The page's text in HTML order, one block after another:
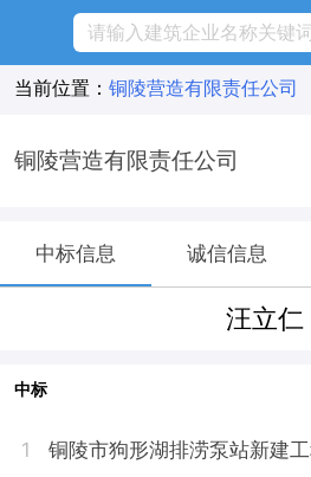
当前位置： 铜陵营造有限责任公司
铜陵营造有限责任公司
中标信息 诚信信息
汪立仁
中标
1
铜陵市狗形湖排涝泵站新建